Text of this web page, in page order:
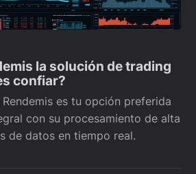
la solución de trading
confiar?
es tu opción preferida
con su procesamiento de alta
de datos en tiempo real.